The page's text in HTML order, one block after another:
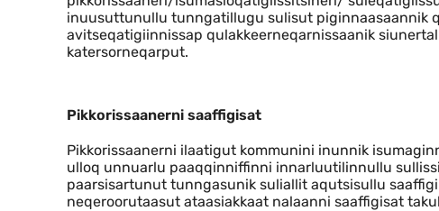
inuusuttunullu tunngatillugu sulisut piginnaasaannik
avitseqatigiinnissap qulakkeerneqarnissaanik
katersorneqarput.
Pikkorissaanerni saaffigisat
Pikkorissaanerni ilaatigut kommunini inunnik
ulloq unnuarlu paaqqinniffinni innarluutilinnullu
paarsisartunut tunngasunik suliallit aqutsisullu
neqeroorutaasut ataasiakkaat nalaanni saaffigisat